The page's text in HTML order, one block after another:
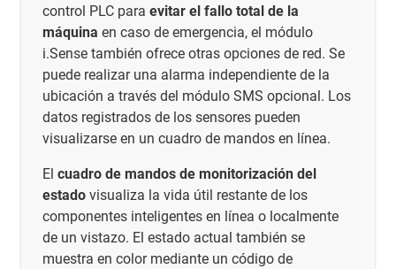
control PLC para evitar el fallo total de la
máquina en caso de emergencia, el módulo
i.Sense también ofrece otras opciones de red. Se
puede realizar una alarma independiente de la
ubicación a través del módulo SMS opcional. Los
datos registrados de los sensores pueden
visualizarse en un cuadro de mandos en línea.
El cuadro de mandos de monitorización del
estado visualiza la vida útil restante de los
componentes inteligentes en línea o localmente
de un vistazo. El estado actual también se
muestra en color mediante un código de